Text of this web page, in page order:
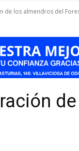
de los almendros del